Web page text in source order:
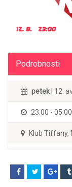
Podrobnosti
petek | 12.
23:00 - 05:00
Klub Tiffany,